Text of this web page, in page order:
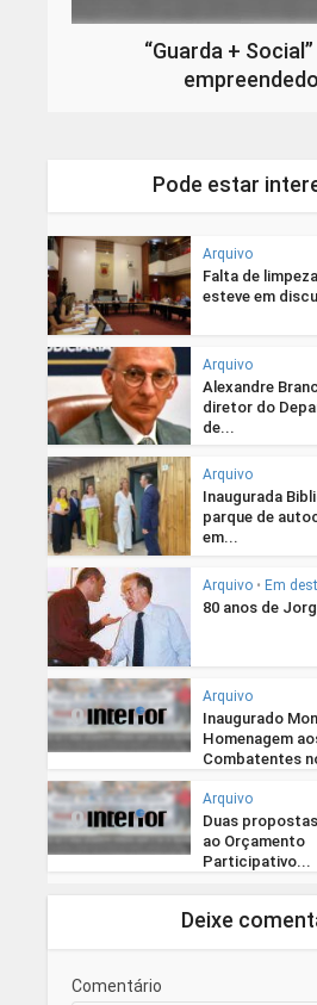
“Guarda +
Pode estar
Arquivo
Falta de
esteve em
Arquivo
Alexandre
diretor do
de...
Arquivo
Inaugurada
parque de
em...
Arquivo • Em
80 anos de
Arquivo
Inaugurado
Homenagem
Combatentes
Arquivo
Duas
ao Orçamento
Participativo...
Deixe
Comentário